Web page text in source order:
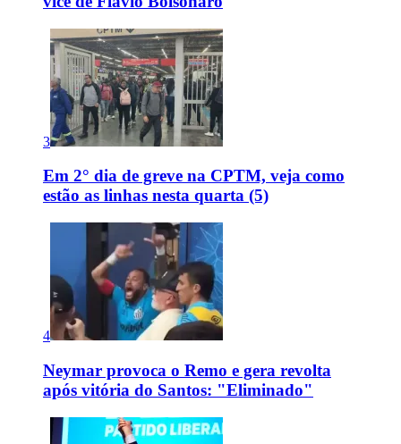
3
Em 2° dia de greve na CPTM, veja como
estão as linhas nesta quarta (5)
4
Neymar provoca o Remo e gera revolta
após vitória do Santos: "Eliminado"